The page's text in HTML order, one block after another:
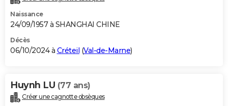
Naissance
24/09/1957 à SHANGHAI CHINE
Décès
06/10/2024 à Créteil (Val-de-Marne)
Huynh LU (77 ans)
Créer une cagnotte obsèques